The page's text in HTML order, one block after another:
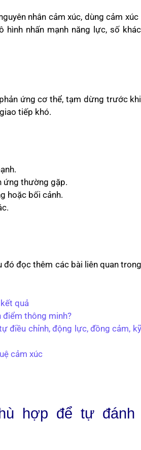
nhân cảm xúc, dùng cảm xúc
nhấn mạnh năng lực, số
ứng cơ thể, tạm dừng trước
tiếp khó.
ứng thường gặp.
hoặc bối cảnh.
đó đọc thêm các bài liên quan
quả
điểm thông minh?
điều chỉnh, động lực, đồng cảm,
cảm xúc
hợp để tự đánh